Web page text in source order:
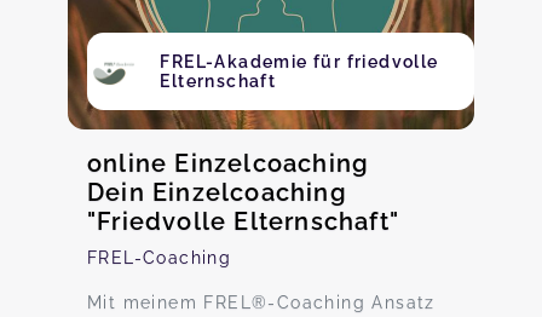
FREL-Akademie für friedvolle
Elternschaft
online Einzelcoaching
Dein Einzelcoaching
"Friedvolle Elternschaft"
FREL-Coaching
Mit meinem FREL®-Coaching Ansatz